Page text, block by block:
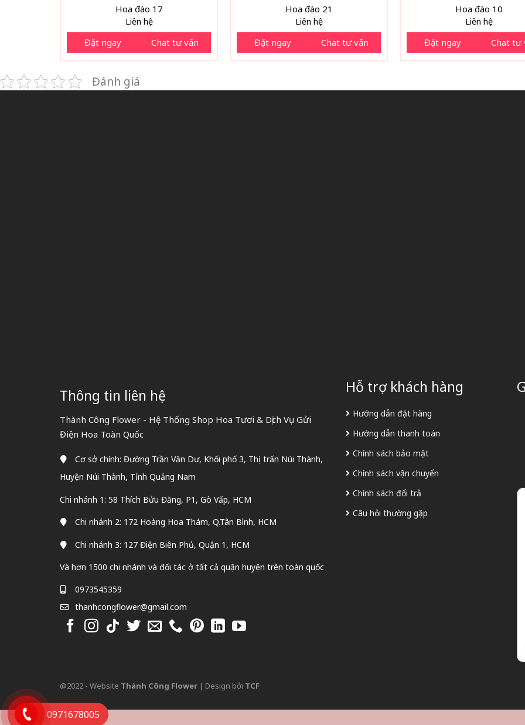
Hoa đào 17
Liên hệ
Đặt ngay Chat tư vấn
Hoa đào 21
Liên hệ
Đặt ngay Chat tư vấn
Hoa đào 10
Liên hệ
Đặt ngay Chat tư
Đánh giá
Thông tin liên hệ
Thành Công Flower - Hệ Thống Shop Hoa Tươi & Dịch Vụ Gửi
Điện Hoa Toàn Quốc
Cơ sở chính: Đường Trần Văn Dư, Khối phố 3, Thị trấn Núi Thành,
Huyện Núi Thành, Tỉnh Quảng Nam
Chi nhánh 1: 58 Thích Bửu Đăng, P1, Gò Vấp, HCM
Chi nhánh 2: 172 Hoàng Hoa Thám, Q.Tân Bình, HCM
Chi nhánh 3: 127 Điện Biên Phủ, Quận 1, HCM
Và hơn 1500 chi nhánh và đối tác ở tất cả quận huyện trên toàn quốc
0973545359
thanhcongflower@gmail.com
Hỗ trợ khách hàng
Hướng dẫn đặt hàng
Hướng dẫn thanh toán
Chính sách bảo mật
Chính sách vận chuyển
Chính sách đổi trả
Câu hỏi thường gặp
@2022 - Website Thành Công Flower | Design bởi TCF
0971678005